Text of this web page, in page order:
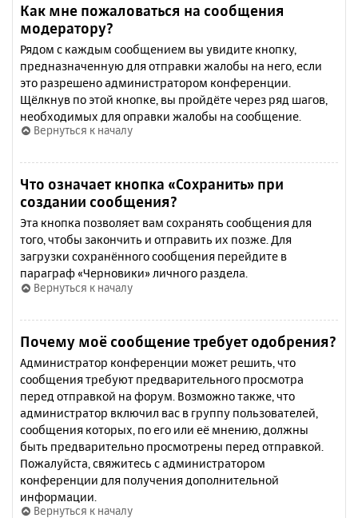
Как мне пожаловаться на сообщения
модератору?
Рядом с каждым сообщением вы увидите кнопку,
предназначенную для отправки жалобы на него, если
это разрешено администратором конференции.
Щёлкнув по этой кнопке, вы пройдёте через ряд шагов,
необходимых для оправки жалобы на сообщение.
Вернуться к началу
Что означает кнопка «Сохранить» при
создании сообщения?
Эта кнопка позволяет вам сохранять сообщения для
того, чтобы закончить и отправить их позже. Для
загрузки сохранённого сообщения перейдите в
параграф «Черновики» личного раздела.
Вернуться к началу
Почему моё сообщение требует одобрения?
Администратор конференции может решить, что
сообщения требуют предварительного просмотра
перед отправкой на форум. Возможно также, что
администратор включил вас в группу пользователей,
сообщения которых, по его или её мнению, должны
быть предварительно просмотрены перед отправкой.
Пожалуйста, свяжитесь с администратором
конференции для получения дополнительной
информации.
Вернуться к началу